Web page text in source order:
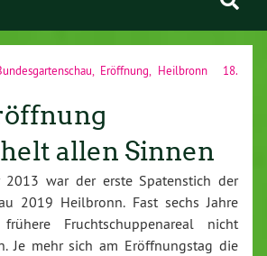
Eröffnung Heilbronn
18.
allen Sinnen
2013 war der erste Spatenstich der
2019 Heilbronn. Fast sechs Jahre
Fruchtschuppenareal nicht
Je mehr sich am Eröffnungstag die